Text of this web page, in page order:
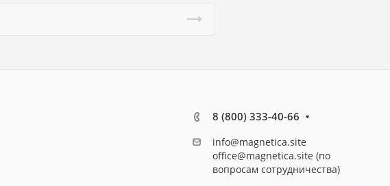
8 (800) 333-40-66
info@magnetica.site
office@magnetica.site (по
вопросам сотрудничества)